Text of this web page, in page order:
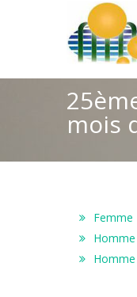
mois
Femme
Homme